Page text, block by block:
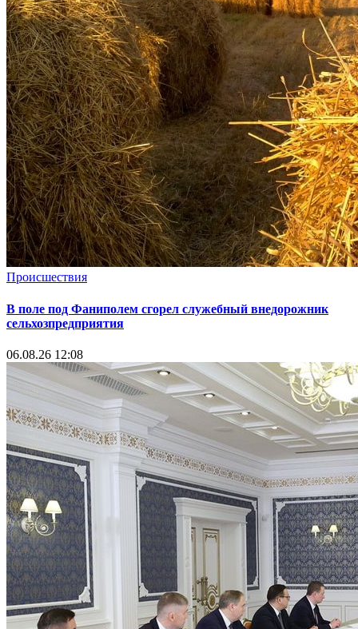
Происшествия
В поле под Фаниполем сгорел служебный внедорожник
сельхозпредприятия
06.08.26 12:08